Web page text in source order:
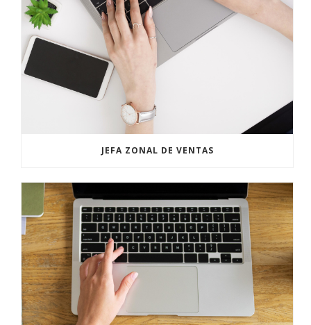
JEFA ZONAL DE VENTAS